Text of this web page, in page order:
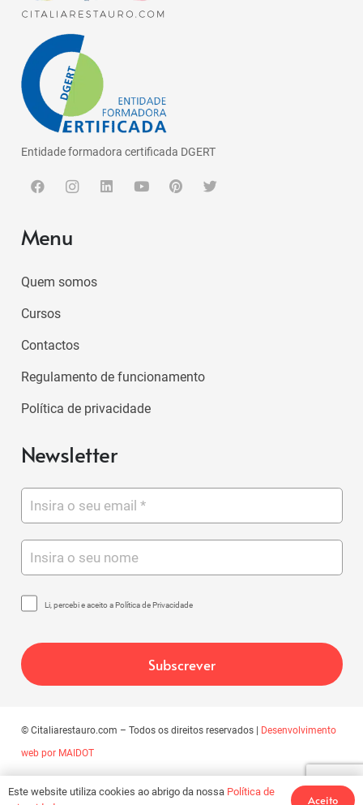
Entidade formadora certificada DGERT
Menu
Quem somos
Cursos
Contactos
Regulamento de funcionamento
Política de privacidade
Newsletter
Li, percebi e aceito a Política de Privacidade
© Citaliarestauro.com – Todos os direitos reservados | Desenvolvimento
web por MAIDOT
Este website utiliza cookies ao abrigo da nossa Política de
Aceito